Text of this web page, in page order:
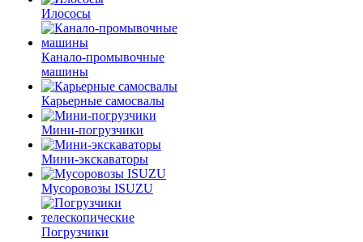
Илососы
Канало-промывочные
машины
Карьерные самосвалы
Мини-погрузчики
Мини-экскаваторы
Мусоровозы ISUZU
Погрузчики